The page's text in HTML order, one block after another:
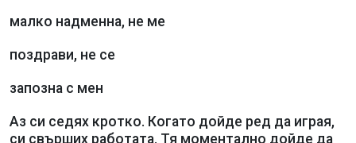
малко надменна, не ме
поздрави, не се
запозна с мен
Аз си седях кротко. Когато дойде ред да играя,
си свърших работата. Тя моментално дойде да